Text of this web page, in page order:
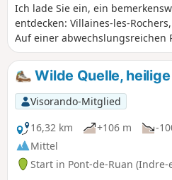
Ich lade Sie ein, ein
entdecken: Villaines-les-
Auf einer abwechslungsreichen
Weiler des Dorfes mit ihren
in denen viele aktive
Château du Petit Boulay und die
ihren vielen Bächen und Wäldern.
Wilde Quelle,
Visorando-Mitglied
16,32 km
+106 m -
Mittel
Start in Pont-de-Ruan (Indre-